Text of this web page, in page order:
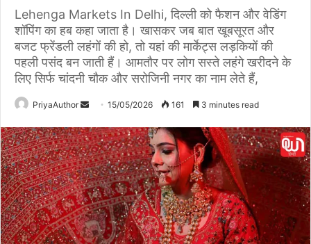
Lehenga Markets In Delhi, दिल्ली को फैशन और वेडिंग
शॉपिंग का हब कहा जाता है। खासकर जब बात खूबसूरत और
बजट फ्रेंडली लहंगों की हो, तो यहां की मार्केट्स लड़कियों की
पहली पसंद बन जाती हैं। आमतौर पर लोग सस्ते लहंगे खरीदने के
लिए सिर्फ चांदनी चौक और सरोजिनी नगर का नाम लेते हैं,
PriyaAuthor
n
d
a
n
e
m
a
15/05/2026 161 3 minutes read